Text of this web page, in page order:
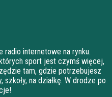
radio internetowe na rynku.
sport jest czymś więcej,
tam, gdzie potrzebujesz
na działkę. W drodze po